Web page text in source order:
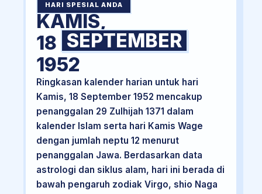
HARI SPESIAL ANDA
KAMIS,
18 SEPTEMBER
1952
Ringkasan kalender harian untuk hari
Kamis, 18 September 1952 mencakup
penanggalan 29 Zulhijah 1371 dalam
kalender Islam serta hari Kamis Wage
dengan jumlah neptu 12 menurut
penanggalan Jawa. Berdasarkan data
astrologi dan siklus alam, hari ini berada di
bawah pengaruh zodiak Virgo, shio Naga